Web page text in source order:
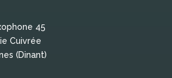
45
Cuivrée
(Dinant)